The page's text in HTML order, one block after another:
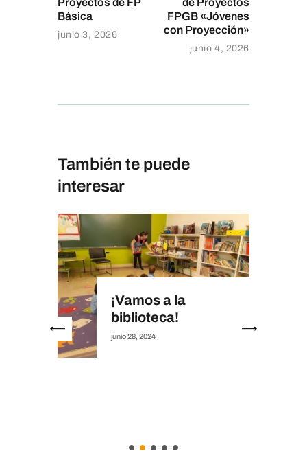
Proyectos de FP
Básica
junio 3, 2026
de Proyectos
FPGB «Jóvenes
con Proyección»
junio 4, 2026
También te puede
interesar
¡Vamos a la
biblioteca!
junio 28, 2024